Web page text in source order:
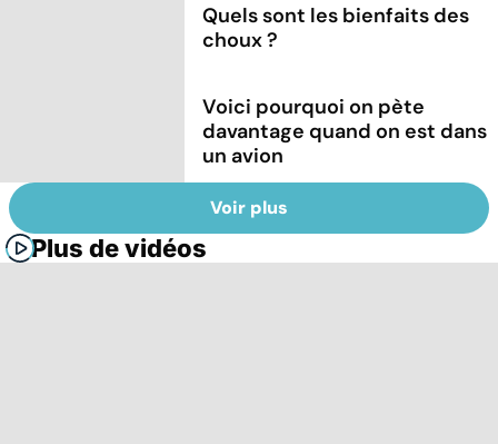
Quels sont les bienfaits des
choux ?
Voici pourquoi on pète
davantage quand on est dans
un avion
Voir plus
Plus de vidéos